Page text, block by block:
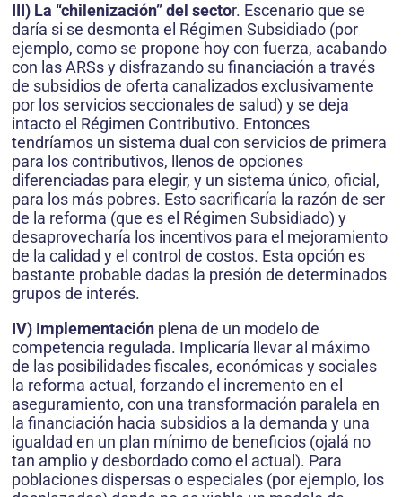
III) La “chilenización” del sector. Escenario que se
daría si se desmonta el Régimen Subsidiado (por
ejemplo, como se propone hoy con fuerza, acabando
con las ARSs y disfrazando su financiación a través
de subsidios de oferta canalizados exclusivamente
por los servicios seccionales de salud) y se deja
intacto el Régimen Contributivo. Entonces
tendríamos un sistema dual con servicios de primera
para los contributivos, llenos de opciones
diferenciadas para elegir, y un sistema único, oficial,
para los más pobres. Esto sacrificaría la razón de ser
de la reforma (que es el Régimen Subsidiado) y
desaprovecharía los incentivos para el mejoramiento
de la calidad y el control de costos. Esta opción es
bastante probable dadas la presión de determinados
grupos de interés.
IV) Implementación plena de un modelo de
competencia regulada. Implicaría llevar al máximo
de las posibilidades fiscales, económicas y sociales
la reforma actual, forzando el incremento en el
aseguramiento, con una transformación paralela en
la financiación hacia subsidios a la demanda y una
igualdad en un plan mínimo de beneficios (ojalá no
tan amplio y desbordado como el actual). Para
poblaciones dispersas o especiales (por ejemplo, los